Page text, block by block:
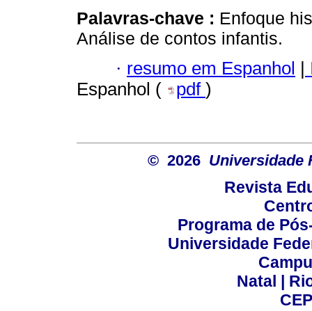
Palavras-chave : Enfoque
Análise de contos infantis.
· resumo em Espanhol |
Espanhol (
pdf )
© 2026 Universidade
Revista
Programa de
Universidade
Natal |